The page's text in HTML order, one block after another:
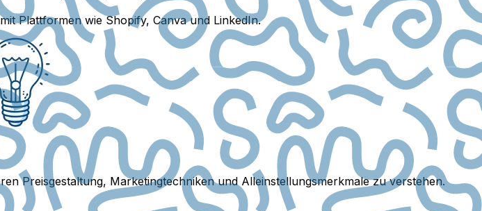
Plattformen wie Shopify, Canva und LinkedIn.
Preisgestaltung, Marketingtechniken und Alleinstellungsmerkmale zu verstehen.